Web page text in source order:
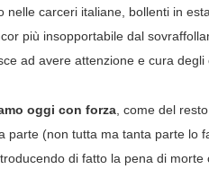
nelle carceri italiane, bollenti in
più insopportabile dal
ad avere attenzione e cura
oggi con forza, come del
parte (non tutta ma tanta parte lo
oducendo di fatto la pena di morte